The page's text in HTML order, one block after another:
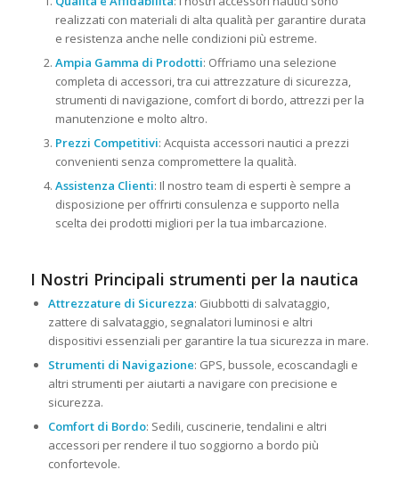
realizzati con materiali di alta qualità per garantire durata
e resistenza anche nelle condizioni più estreme.
Ampia Gamma di Prodotti: Offriamo una selezione
completa di accessori, tra cui attrezzature di sicurezza,
strumenti di navigazione, comfort di bordo, attrezzi per la
manutenzione e molto altro.
Prezzi Competitivi: Acquista accessori nautici a prezzi
convenienti senza compromettere la qualità.
Assistenza Clienti: Il nostro team di esperti è sempre a
disposizione per offrirti consulenza e supporto nella
scelta dei prodotti migliori per la tua imbarcazione.
I Nostri Principali strumenti per la nautica
Attrezzature di Sicurezza: Giubbotti di salvataggio,
zattere di salvataggio, segnalatori luminosi e altri
dispositivi essenziali per garantire la tua sicurezza in mare.
Strumenti di Navigazione: GPS, bussole, ecoscandagli e
altri strumenti per aiutarti a navigare con precisione e
sicurezza.
Comfort di Bordo: Sedili, cuscinerie, tendalini e altri
accessori per rendere il tuo soggiorno a bordo più
confortevole.